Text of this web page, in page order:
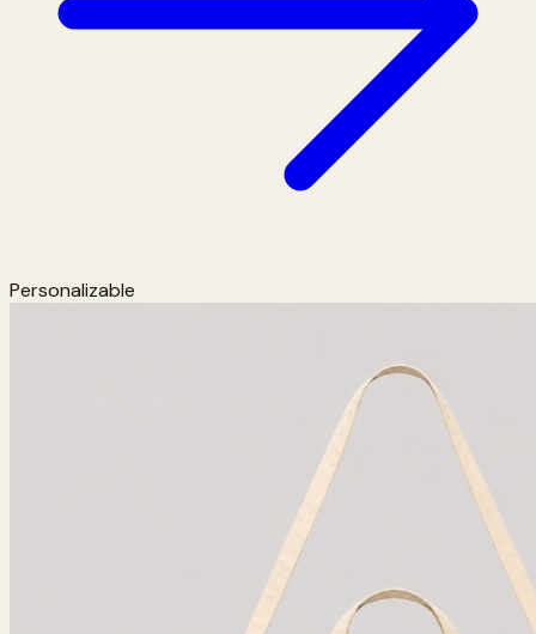
Personalizable